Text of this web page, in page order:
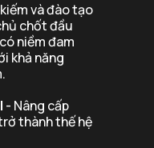
và đào tạo
chốt đầu
niềm đam
khả năng
- Nâng cấp
thành thế hệ